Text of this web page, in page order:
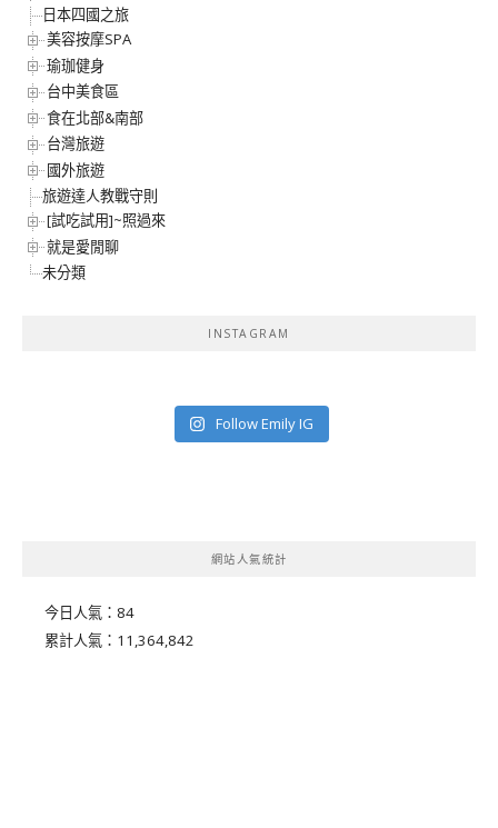
日本四國之旅
美容按摩SPA
瑜珈健身
台中美食區
食在北部&南部
台灣旅遊
國外旅遊
旅遊達人教戰守則
[試吃試用]~照過來
就是愛閒聊
未分類
INSTAGRAM
Follow Emily IG
網站人氣統計
今日人氣： 84
累計人氣： 11,364,842